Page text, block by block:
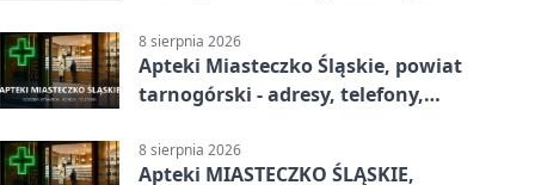
8 sierpnia 2026
Apteki Miasteczko Śląskie, powiat
tarnogórski - adresy, telefony,
8 sierpnia 2026
Apteki MIASTECZKO ŚLĄSKIE,